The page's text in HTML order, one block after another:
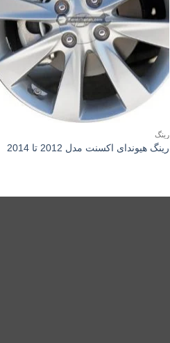
رینگ
رینگ هیوندای اکسنت مدل 2012 تا 2014